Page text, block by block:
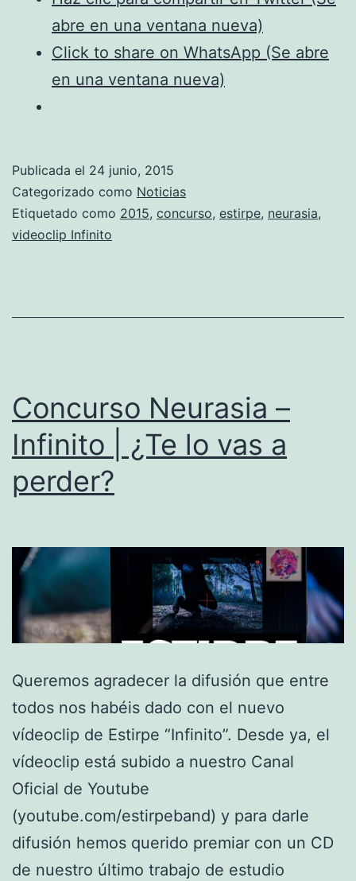
Infinito
abre en una ventana nueva)
Click to share on WhatsApp (Se abre
en una ventana nueva)
Publicada el 24 junio, 2015
Categorizado como Noticias
Etiquetado como 2015, concurso, estirpe, neurasia,
videoclip Infinito
Concurso Neurasia –
Infinito | ¿Te lo vas a
perder?
Queremos agradecer la difusión que entre
todos nos habéis dado con el nuevo
vídeoclip de Estirpe “Infinito”. Desde ya, el
vídeoclip está subido a nuestro Canal
Oficial de Youtube
(youtube.com/estirpeband) y para darle
difusión hemos querido premiar con un CD
de nuestro último trabajo de estudio